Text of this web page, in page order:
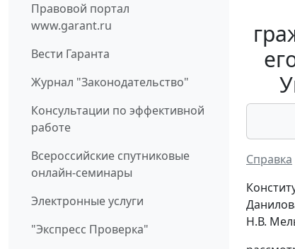
Правовой портал
www.garant.ru
Вести Гаранта
Журнал "Законодательство"
Консультации по эффективной
работе
Всероссийские спутниковые
онлайн-семинары
Электронные услуги
"Экспресс Проверка"
Справка
Н.В.